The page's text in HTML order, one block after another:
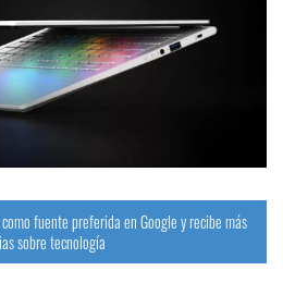
fuente preferida en Google y recibe más
sobre tecnología